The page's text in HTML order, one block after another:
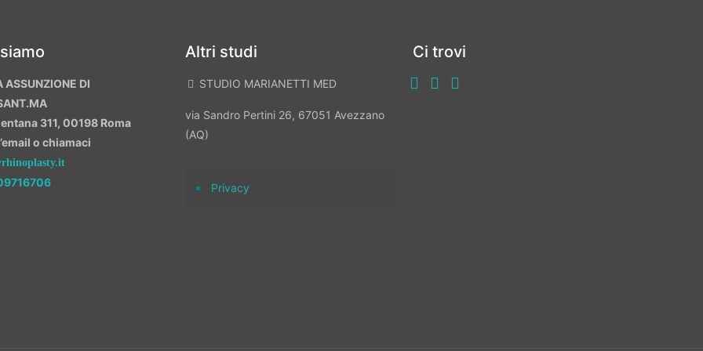
ASSUNZIONE DI
311, 00198 Roma
o chiamaci
Altri studi
STUDIO MARIANETTI MED
via Sandro Pertini 26, 67051 Avezzano
(AQ)
Privacy
Ci trovi